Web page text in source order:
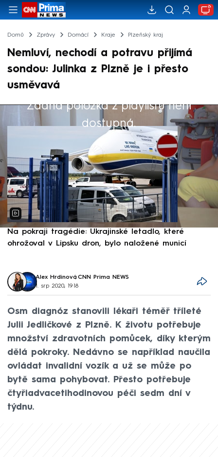
Domů Zprávy Domácí Kraje Plzeňský kraj
Nemluví, nechodí a potravu přijímá
sondou: Julinka z Plzně je i přesto
usměvavá
Žádná položka z playlistu není
dostupná.
Výběr redakce
Na pokraji tragédie: Ukrajinské letadlo, které
ohrožoval v Lipsku dron, bylo naložené municí
Alex Hrdinová, CNN Prima NEWS
1. srp 2020, 19:18
Osm diagnóz stanovili lékaři téměř tříleté
Julii Jedličkové z Plzně. K životu potřebuje
množství zdravotních pomůcek, díky kterým
dělá pokroky. Nedávno se například naučila
ovládat invalidní vozík a už se může po
bytě sama pohybovat. Přesto potřebuje
čtyřiadvacetihodinovou péči sedm dní v
týdnu.